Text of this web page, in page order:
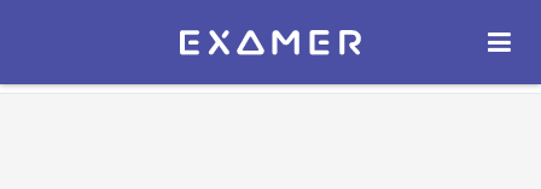
Экзамер — ЕГЭ 2027
ОТКРЫТЬ